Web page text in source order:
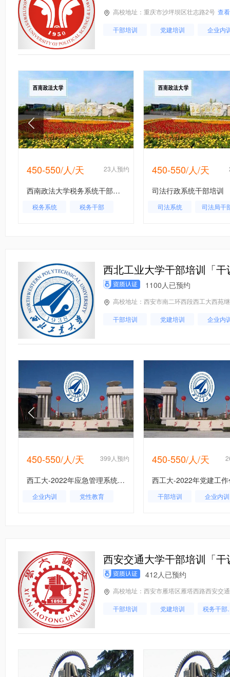
高校地址：重庆市沙坪坝区壮志路2号 查看
干部培训 党建培训 企业内
450-550/人/天 23人预约
西南政法大学税务系统干部培训
税务系统
税务干部
450-550/人/天
司法行政系统干部培训
司法系统
司法局干
西北工业大学干部培训「干
1100人已预约
高校地址：西安市南二环西段西工大西苑
干部培训 党建培训 企业内
450-550/人/天 399人预约
西工大-2022年应急管理系统干部能力提升专题培训班_课程_方案_计划
企业内训
党性教育
450-550/人/天
干部培训
企业内训
西安交通大学干部培训「干
412人已预约
高校地址：西安市雁塔区雁塔西路西安交
干部培训 党建培训 税